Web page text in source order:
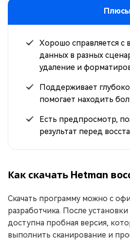
Плюсы
Хорошо справляется с
данных в разных
удаление и
Поддерживает
помогает находить
Есть предпросмотр,
результат перед
Как скачать Hetman
Скачать программу можно с
разработчика. После
доступна пробная версия,
выполнить сканирование и